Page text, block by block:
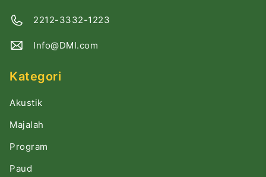
2212-3332-1223
Info@DMI.com
Kategori
Akustik
Majalah
Program
Paud